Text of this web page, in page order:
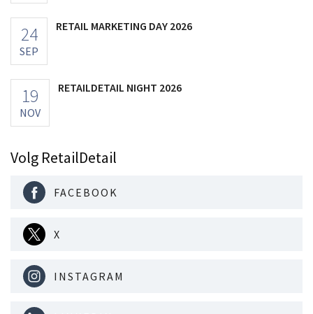
24
SEP
RETAIL MARKETING DAY 2026
19
NOV
RETAILDETAIL NIGHT 2026
Volg RetailDetail
FACEBOOK
X
INSTAGRAM